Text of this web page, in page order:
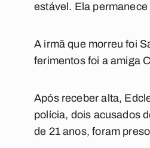
estável. Ela
A irmã que morreu foi
ferimentos foi a amiga
Após receber alta,
polícia, dois acusados
de 21 anos, foram